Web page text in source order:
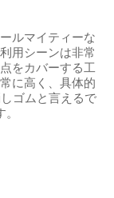
ルマイティーな
用シーンは非常
をカバーする工
に高く、具体的
ゴムと言えるで